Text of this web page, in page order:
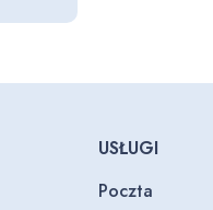
USŁUGI
Poczta